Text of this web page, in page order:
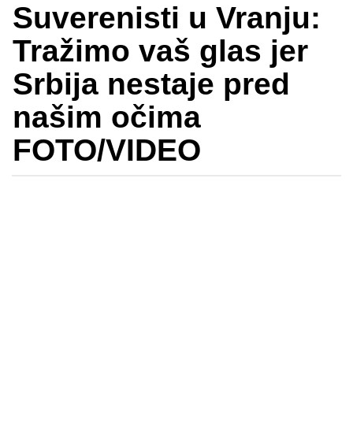
Suverenisti u Vranju:
Tražimo vaš glas jer
Srbija nestaje pred
našim očima
FOTO/VIDEO